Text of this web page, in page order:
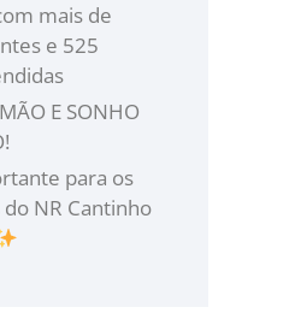
mais de
e 525
E SONHO
para os
NR Cantinho